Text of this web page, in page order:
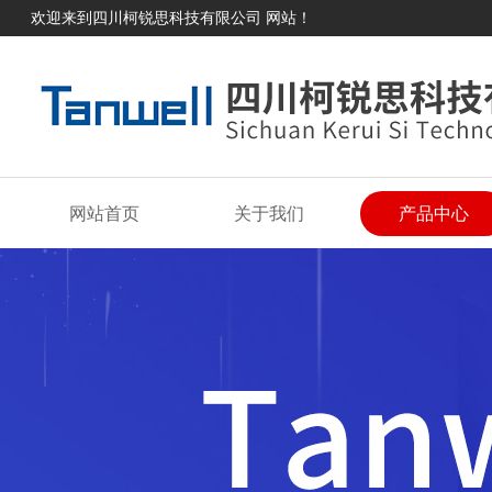
欢迎来到四川柯锐思科技有限公司 网站！
网站首页 关于我们 产品中心